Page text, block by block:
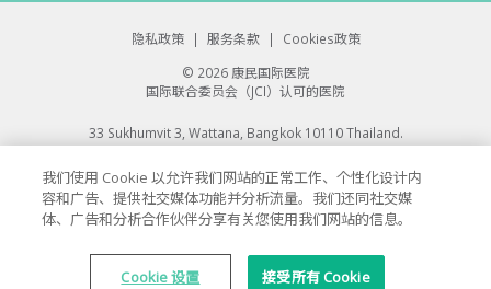
隐私政策 | 服务条款 |
Cookies政策
© 2026 康民国际医院
国际联合委员会（JCI）认可的医院
33 Sukhumvit 3, Wattana, Bangkok 10110 Thailand.
All rights reserved.
我们使用 Cookie 以允许我们网站的正常工作、个性化设计内
容和广告、提供社交媒体功能并分析流量。我们还同社交媒
体、广告和分析合作伙伴分享有关您使用我们网站的信息。
Cookie 设置 接受所有 Cookie